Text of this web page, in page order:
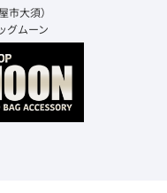
市大須）
グムーン